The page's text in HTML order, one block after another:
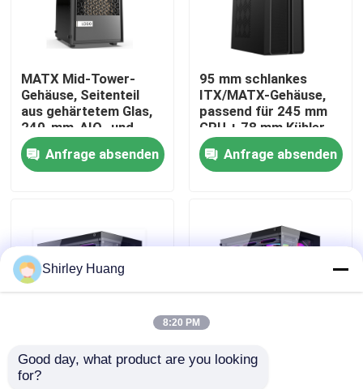
Über uns
Werksbesichtigung
Qualitätskontrolle
Kontakt mit uns
Rechtssachen
Bitte um ein Angebot
Verdrahtete Computer-Tastatur und Maus
MATX Mid-Tower-
Gehäuse, Seitenteil
aus gehärtetem Glas,
240-mm-AIO- und
300-mm-GPU-
Unterstützung
Anfrage absenden
95 mm schlankes
ITX/MATX-Gehäuse,
passend für 245 mm
GPU + 78 mm Kühler,
4-Lüfter-
Unterstützung
Anfrage absenden
Full Tower ATX-
Gehäuse mit
Full-Tower-ATX-PC-
Shirley Huang
8:20 PM
Good day, what product are you looking
for?